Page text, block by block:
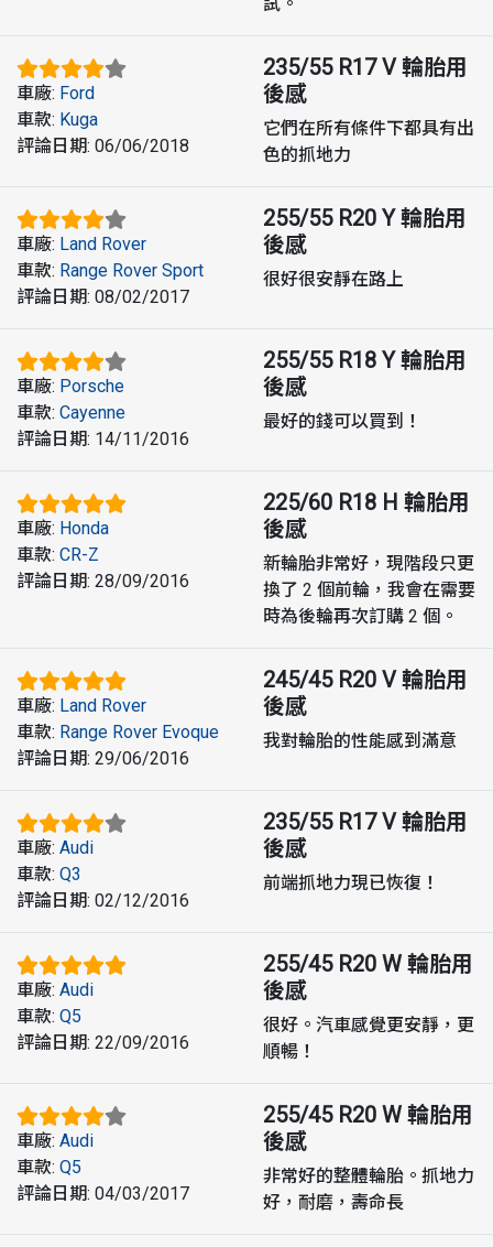
車廠: Ford
車款: Kuga
評論日期: 06/06/2018
235/55 R17 V 輪胎用
後感
它們在所有條件下都具有出
色的抓地力
車廠: Land Rover
車款: Range Rover Sport
評論日期: 08/02/2017
255/55 R20 Y 輪胎用
後感
很好很安靜在路上
車廠: Porsche
車款: Cayenne
評論日期: 14/11/2016
255/55 R18 Y 輪胎用
後感
最好的錢可以買到！
車廠: Honda
車款: CR-Z
評論日期: 28/09/2016
225/60 R18 H 輪胎用
後感
新輪胎非常好，現階段只更
換了 2 個前輪，我會在需要
時為後輪再次訂購 2 個。
車廠: Land Rover
車款: Range Rover Evoque
評論日期: 29/06/2016
245/45 R20 V 輪胎用
後感
我對輪胎的性能感到滿意
車廠: Audi
車款: Q3
評論日期: 02/12/2016
235/55 R17 V 輪胎用
後感
前端抓地力現已恢復！
車廠: Audi
車款: Q5
評論日期: 22/09/2016
255/45 R20 W 輪胎用
後感
很好。汽車感覺更安靜，更
順暢！
車廠: Audi
車款: Q5
評論日期: 04/03/2017
255/45 R20 W 輪胎用
後感
非常好的整體輪胎。抓地力
好，耐磨，壽命長